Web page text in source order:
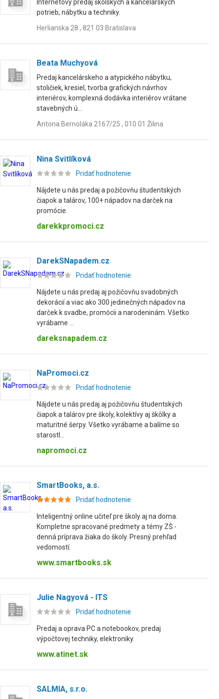
Internetový predaj školských a kancelárskych
potrieb, nábytku a techniky.
Herlianska 28 , 821 03 Bratislava
Beata Muchyová
Predaj kancelárskeho a atypického nábytku,
stoličiek, kresiel, tvorba grafických návrhov
interiérov, komplexná dodávka interiérov vrátane
stavebných ú...
Antona Bernoláka 2167/25 , 010 01 Žilina
Nina Svitlíková
Pridať hodnotenie
Nájdete u nás predaj a požičovňu študentských
čiapok a talárov, 100+ nápadov na darček na
promócie.
darekkpromoci.cz
DarekSNapadem.cz
Pridať hodnotenie
Nájdete u nás predaj aj požičovňu svadobných
dekorácií a viac ako 300 jedinečných nápadov na
darček k svadbe, promócii a narodeninám. Všetko
vyrábame ...
dareksnapadem.cz
NaPromoci.cz
Pridať hodnotenie
Nájdete u nás predaj aj požičovňu študentských
čiapok a talárov pre školy, kolektívy aj škôlky a
maturitné šerpy. Všetko vyrábame a balíme so
starostl...
napromoci.cz
SmartBooks, a.s.
Pridať hodnotenie
Inteligentný online učiteľ pre školy aj na doma.
Kompletne spracované predmety a témy ZŠ -
denná príprava žiaka do školy. Presný prehľad
vedomostí.
www.smartbooks.sk
Julie Nagyová - ITS
Pridať hodnotenie
Predaj a oprava PC a notebookov, predaj
výpočtovej techniky, elektroniky.
www.atinet.sk
SALMIA, s.r.o.